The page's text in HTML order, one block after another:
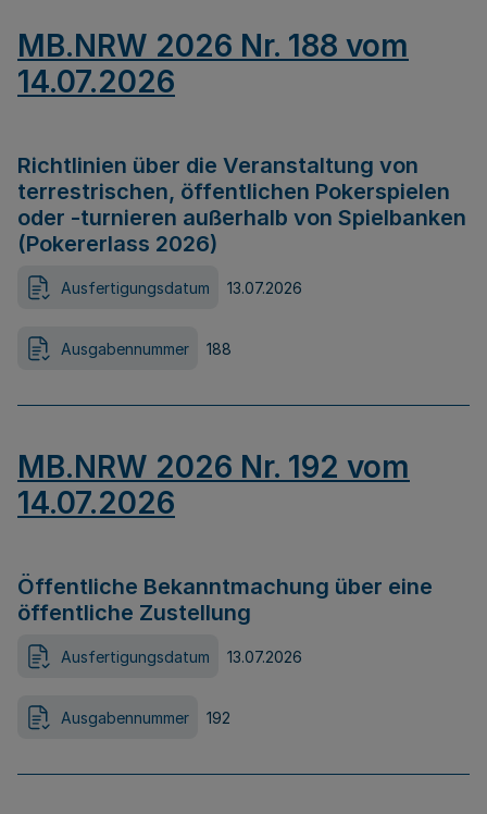
MB.NRW 2026 Nr. 188 vom
14.07.2026
Richtlinien über die Veranstaltung von
terrestrischen, öffentlichen Pokerspielen
oder -turnieren außerhalb von Spielbanken
(Pokererlass 2026)
Ausfertigungsdatum 13.07.2026
Ausgabennummer 188
MB.NRW 2026 Nr. 192 vom
14.07.2026
Öffentliche Bekanntmachung über eine
öffentliche Zustellung
Ausfertigungsdatum 13.07.2026
Ausgabennummer 192